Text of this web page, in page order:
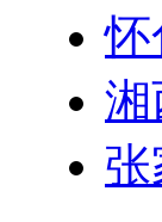
怀
湘